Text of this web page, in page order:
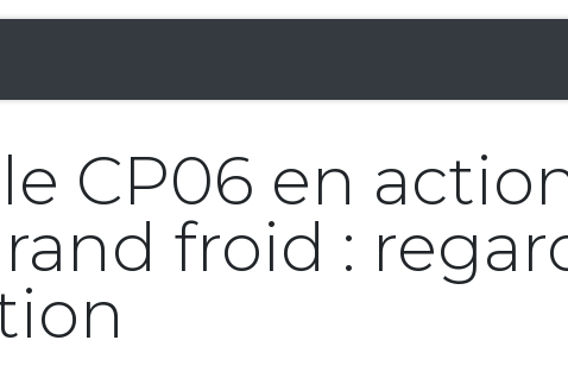
Infos &
CP06 en
froid :